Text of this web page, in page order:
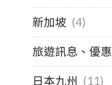
新加坡 (4)
旅遊訊息、優惠
日本九州 (11)